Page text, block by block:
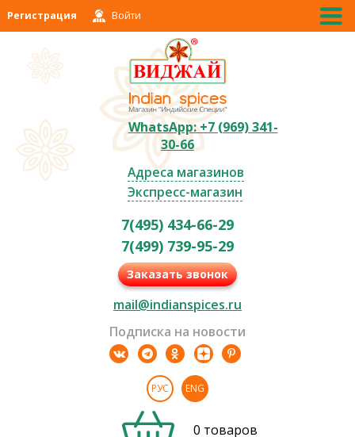
Регистрация Войти
WhatsApp: +7 (969) 341-
30-66
Адреса магазинов
Экспресс-магазин
7(495) 434-66-29
7(499) 739-95-29
Заказать звонок
mail@indianspices.ru
Подписка на новости
РУС ENG
0 товаров